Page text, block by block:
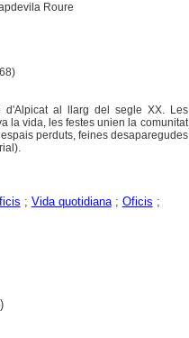
Roure
d'Alpicat al llarg del segle XX. Les
la vida, les festes unien la comunitat
perduts, feines desaparegudes
; Vida quotidiana; Oficis ;